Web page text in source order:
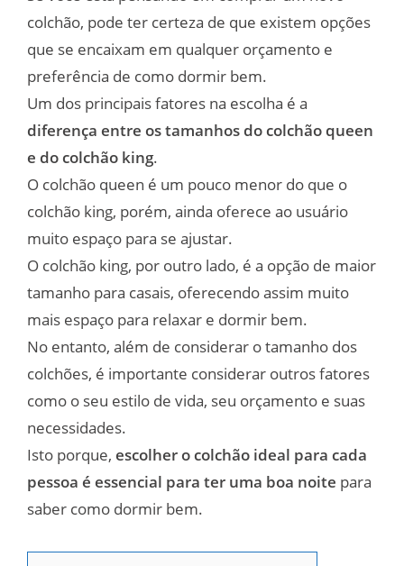
colchão, pode ter certeza de que existem opções
que se encaixam em qualquer orçamento e
preferência de como dormir bem.
Um dos principais fatores na escolha é a
diferença entre os tamanhos do colchão queen
e do colchão king.
O colchão queen é um pouco menor do que o
colchão king, porém, ainda oferece ao usuário
muito espaço para se ajustar.
O colchão king, por outro lado, é a opção de maior
tamanho para casais, oferecendo assim muito
mais espaço para relaxar e dormir bem.
No entanto, além de considerar o tamanho dos
colchões, é importante considerar outros fatores
como o seu estilo de vida, seu orçamento e suas
necessidades.
Isto porque, escolher o colchão ideal para cada
pessoa é essencial para ter uma boa noite para
saber como dormir bem.